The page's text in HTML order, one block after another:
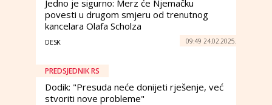
Jedno je sigurno: Merz će Njemačku
povesti u drugom smjeru od trenutnog
kancelara Olafa Scholza
DESK 09:49 24.02.2025.
PREDSJEDNIK RS
Dodik: "Presuda neće donijeti rješenje, već
stvoriti nove probleme"